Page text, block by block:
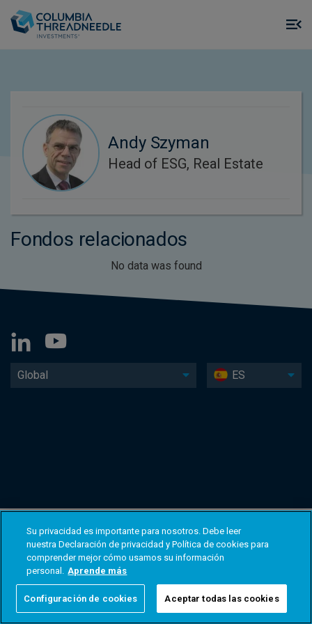
Andy Szyman
Head of ESG, Real Estate
Fondos relacionados
No data was found
Global ES
Su privacidad es importante para nosotros. Debe leer
nuestra Declaración de privacidad y Política de cookies para
comprender mejor cómo usamos su información
personal. Aprende más
Configuración de cookies Aceptar todas las cookies